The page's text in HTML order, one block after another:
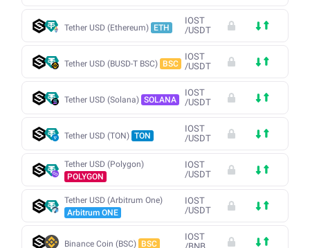
Tether USD (Ethereum) ETH
IOST
/USDT
Tether USD (BUSD-T BSC) BSC
IOST
/USDT
Tether USD (Solana) SOLANA
IOST
/USDT
Tether USD (TON) TON
IOST
/USDT
Tether USD (Polygon)
POLYGON
IOST
/USDT
Tether USD (Arbitrum One)
Arbitrum ONE
IOST
/USDT
Binance Coin (BSC) BSC
IOST